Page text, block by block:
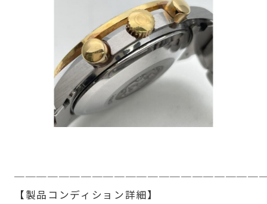
【製品コンディション詳細】